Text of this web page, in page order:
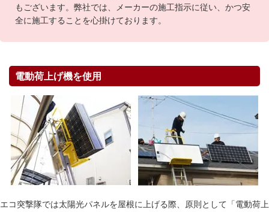
もございます。弊社では、メーカーの施工指示に従い、かつ安
全に施工することを心掛けております。
電動荷上げ機を使用
エコ突撃隊では太陽光パネルを屋根に上げる際、原則として「電動荷上